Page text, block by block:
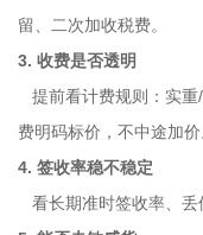
留、二次加收税费。
3. 收费是否透明
提前看计费规则：实重
费明码标价，不中途加价
4. 签收率稳不稳定
看长期准时签收率、丢